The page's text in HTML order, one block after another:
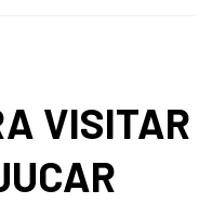
VISITAR